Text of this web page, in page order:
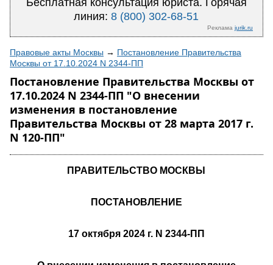
Бесплатная консультация юриста. Горячая
линия:8 (800) 302-68-51
Реклама jurik.ru
Правовые акты Москвы → Постановление Правительства
Москвы от 17.10.2024 N 2344-ПП
Постановление Правительства Москвы от
17.10.2024 N 2344-ПП "О внесении
изменения в постановление
Правительства Москвы от 28 марта 2017 г.
N 120-ПП"
ПРАВИТЕЛЬСТВО МОСКВЫ
ПОСТАНОВЛЕНИЕ
17 октября 2024 г. N 2344-ПП